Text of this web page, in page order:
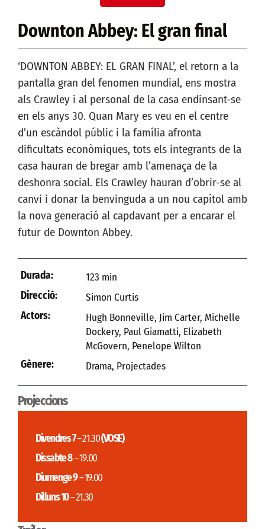
Downton Abbey: El gran final
‘DOWNTON ABBEY: EL GRAN FINAL’, el retorn a la
pantalla gran del fenomen mundial, ens mostra
als Crawley i al personal de la casa endinsant-se
en els anys 30. Quan Mary es veu en el centre
d’un escàndol públic i la família afronta
dificultats econòmiques, tots els integrants de la
casa hauran de bregar amb l’amenaça de la
deshonra social. Els Crawley hauran d’obrir-se al
canvi i donar la benvinguda a un nou capítol amb
la nova generació al capdavant per a encarar el
futur de Downton Abbey.
Durada:
123 min
Direcció:
Simon Curtis
Actors:
Hugh Bonneville, Jim Carter, Michelle
Dockery, Paul Giamatti, Elizabeth
McGovern, Penelope Wilton
Gènere:
Drama, Projectades
Projeccions
Divendres 7– 21.30(VOSE)
Dissabte 8– 19.00
Diumenge 9– 19.00
Dilluns 10– 21.30